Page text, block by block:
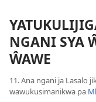
NGANI SYA
ŴAWE
11. Ana ngani ja Lasalo
wawukusimanikwa pa